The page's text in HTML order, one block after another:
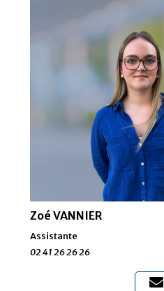
Zoé VANNIER
Assistante
02 41 26 26 26
